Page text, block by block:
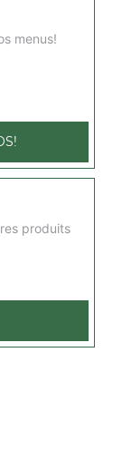
menus!
produits